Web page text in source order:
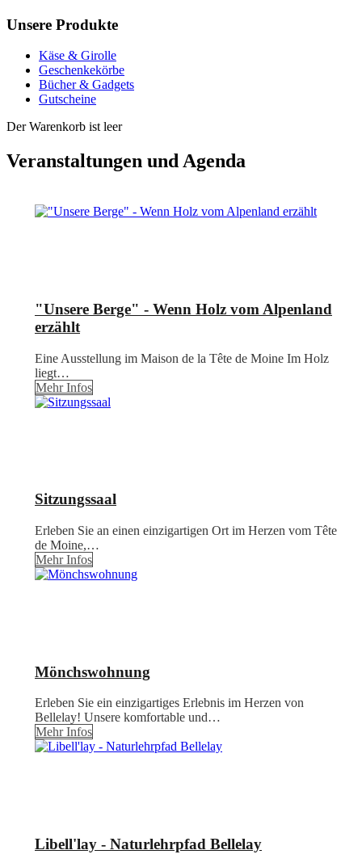
Unsere Produkte
Käse & Girolle
Geschenkekörbe
Bücher & Gadgets
Gutscheine
Der Warenkorb ist leer
Veranstaltungen und Agenda
"Unsere Berge" - Wenn Holz vom Alpenland
erzählt
Eine Ausstellung im Maison de la Tête de Moine Im Holz
liegt…
Mehr Infos
Sitzungssaal
Erleben Sie an einen einzigartigen Ort im Herzen vom Tête
de Moine,…
Mehr Infos
Mönchswohnung
Erleben Sie ein einzigartiges Erlebnis im Herzen von
Bellelay! Unsere komfortable und…
Mehr Infos
Libell'lay - Naturlehrpfad Bellelay